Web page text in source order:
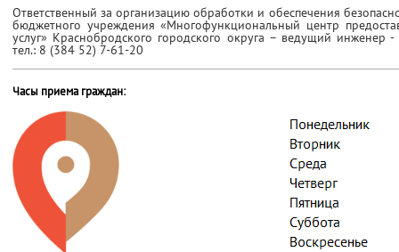
Ответственный за организацию обработки и обеспечения
бюджетного учреждения «Многофункциональный центр
услуг» Краснобродского городского округа – ведущий инженер
тел.: 8 (384 52) 7-61-20
Часы приема граждан: